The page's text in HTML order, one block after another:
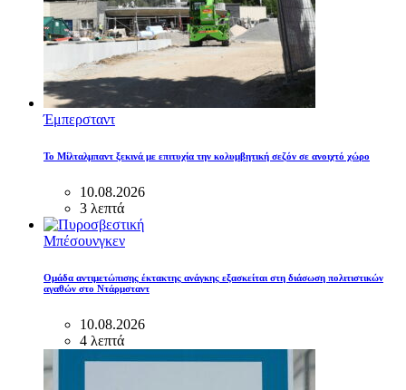
Έμπερσταντ
Το Μίλταλμπαντ ξεκινά με επιτυχία την κολυμβητική σεζόν σε ανοιχτό χώρο
10.08.2026
3 λεπτά
Μπέσουνγκεν
Ομάδα αντιμετώπισης έκτακτης ανάγκης εξασκείται στη διάσωση πολιτιστικών
αγαθών στο Ντάρμσταντ
10.08.2026
4 λεπτά